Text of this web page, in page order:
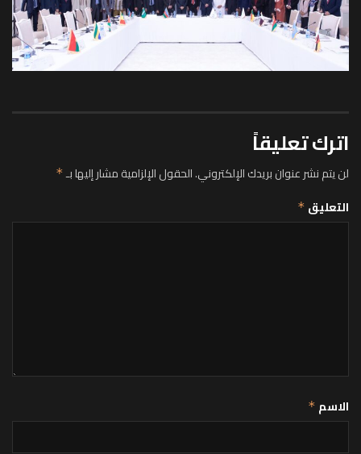
اترك تعليقاً
لن يتم نشر عنوان بريدك الإلكتروني.الحقول الإلزامية مشار إليها بـ*
التعليق *
الاسم *